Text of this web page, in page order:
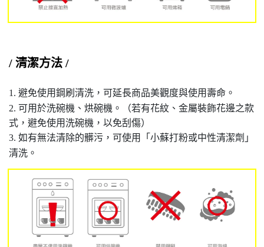
/ 清潔方法 /
1. 避免使用鋼刷清洗，可延長商品美觀度與使用壽命。
2. 可用於洗碗機、烘碗機。（若有花紋、金屬裝飾花邊之款
式，避免使用洗碗機，以免刮傷）
3. 如有無法清除的髒污，可使用「小蘇打粉或中性清潔劑」
清洗。